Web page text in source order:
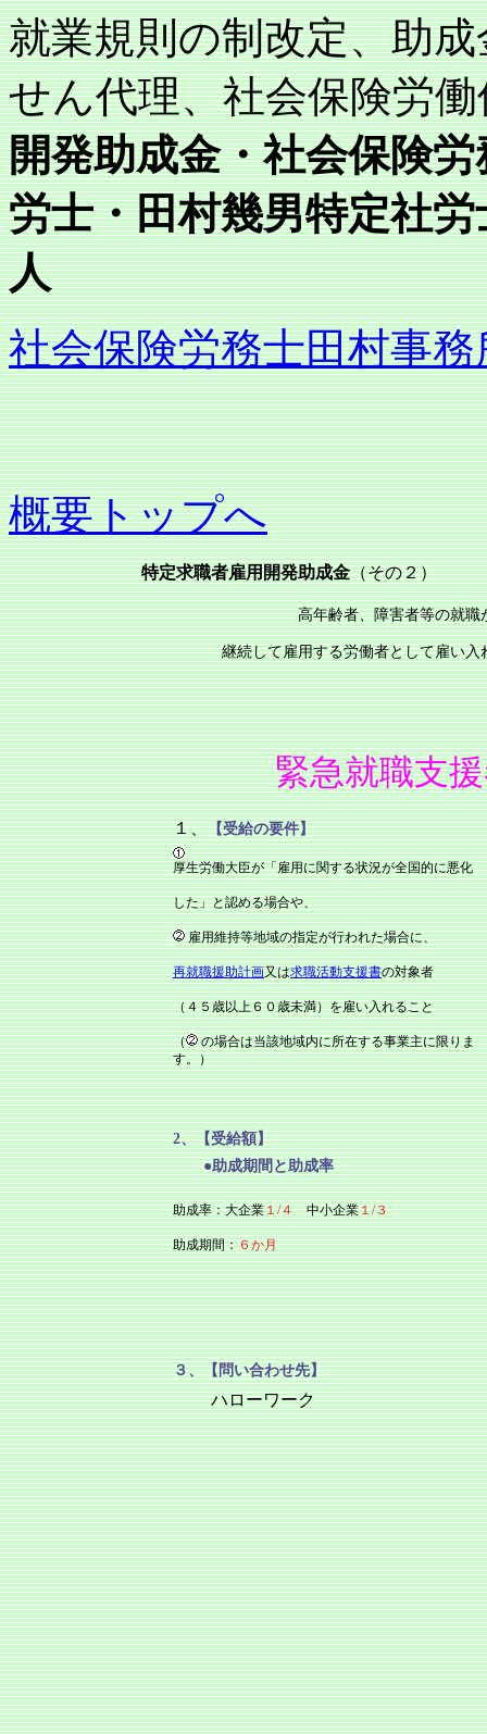
就業規則の制改定、助
せん代理、社会保険労
開発助成金・社会保険
労士・田村幾男特定社
人
社会保険労務士田村事
概要トップへ
特定求職者雇用開発助成金（その２）
高年齢者、障害者等の就職
継続して雇用する労働者として雇い
緊急就職支
１、【受給の要件】
厚生労働大臣が「雇用に関する状況が全国的に悪化
した」と認める場合や、
雇用維持等地域の指定が行われた場合に、
再就職援助計画又は求職活動支援書の対象者
（４５歳以上６０歳未満）を雇い入れること
（
の場合は当該地域内に所在する事業主に限りま
す。）
2、【受給額】
●助成期間と助成率
助成率：大企業１/４中小企業１/３
助成期間：６か月
３、【問い合わせ先】
ハローワーク